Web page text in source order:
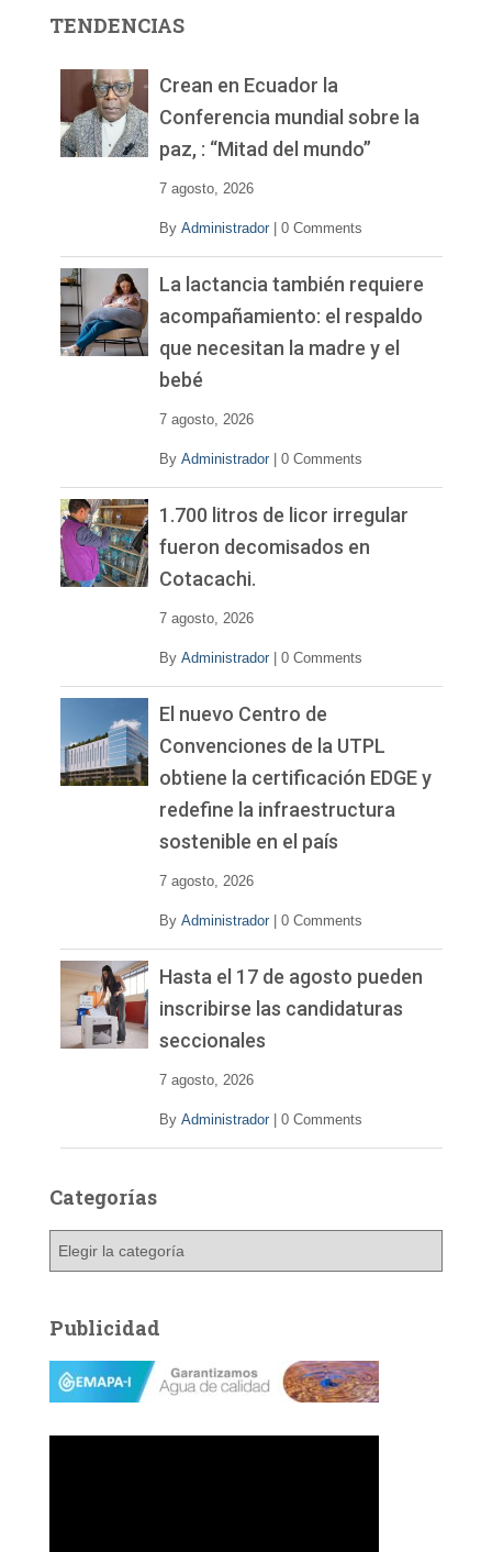
d
TENDENCIAS
Crean en Ecuador la
Conferencia mundial sobre la
paz, : “Mitad del mundo”
7 agosto, 2026
By Administrador 0 Comments
La lactancia también requiere
acompañamiento: el respaldo
que necesitan la madre y el
bebé
7 agosto, 2026
By Administrador 0 Comments
1.700 litros de licor irregular
fueron decomisados en
Cotacachi.
7 agosto, 2026
By Administrador 0 Comments
El nuevo Centro de
Convenciones de la UTPL
obtiene la certificación EDGE y
redefine la infraestructura
sostenible en el país
7 agosto, 2026
By Administrador 0 Comments
Hasta el 17 de agosto pueden
inscribirse las candidaturas
seccionales
7 agosto, 2026
By Administrador 0 Comments
Categorías
g
o
a
Publicidad